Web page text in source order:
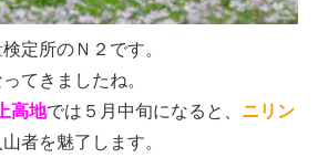
定所のＮ２です。
てきましたね。
上高地では５月中旬になると、
ニリン
者を魅了します。